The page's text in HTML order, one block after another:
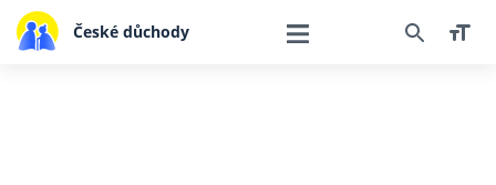
České důchody